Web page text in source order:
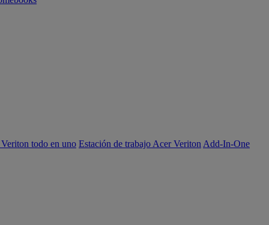
todo en uno Estación de trabajo Acer Veriton Add-In-One